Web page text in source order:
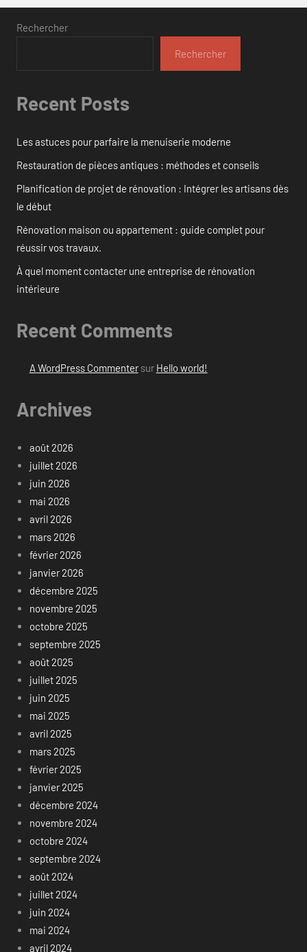
Rechercher
Rechercher
Recent Posts
Les astuces pour parfaire la menuiserie moderne
Restauration de pièces antiques : méthodes et conseils
Planification de projet de rénovation : Intégrer les artisans dès
le début
Rénovation maison ou appartement : guide complet pour
réussir vos travaux.
À quel moment contacter une entreprise de rénovation
intérieure
Recent Comments
A WordPress Commentersur Hello world!
Archives
août 2026
juillet 2026
juin 2026
mai 2026
avril 2026
mars 2026
février 2026
janvier 2026
décembre 2025
novembre 2025
octobre 2025
septembre 2025
août 2025
juillet 2025
juin 2025
mai 2025
avril 2025
mars 2025
février 2025
janvier 2025
décembre 2024
novembre 2024
octobre 2024
septembre 2024
août 2024
juillet 2024
juin 2024
mai 2024
avril 2024